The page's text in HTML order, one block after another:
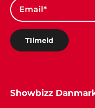
TIlmeld
Showbizz